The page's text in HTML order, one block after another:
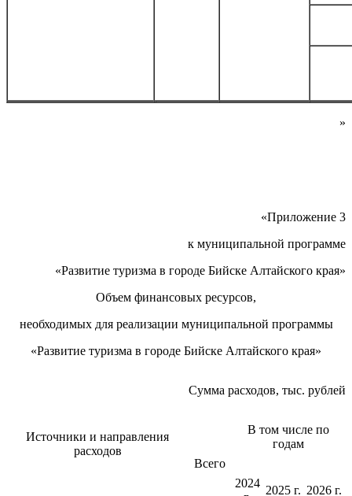
»
«Приложение 3
к муниципальной программе
«Развитие туризма в городе Бийске Алтайского края»
Объем финансовых ресурсов,
необходимых для реализации муниципальной программы
«Развитие туризма в городе Бийске Алтайского края»
Источники и направления
расходов
Сумма расходов, тыс. рублей
Всего
В том числе по
годам
2024
2025 г. 2026 г.